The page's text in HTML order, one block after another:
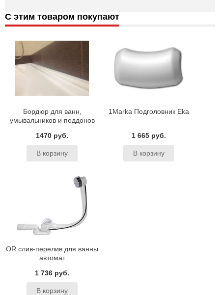
С этим товаром покупают
Бордюр для ванн,
умывальников и поддонов
1470 руб.
1Marka Подголовник Eka
1 665 руб.
OR слив-перелив для ванны
автомат
1 736 руб.